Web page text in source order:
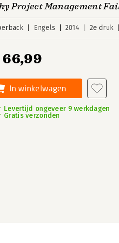
Project Management
Engels 2014 2e druk
In winkelwagen
Levertijd ongeveer 9 werkdagen
Gratis verzonden